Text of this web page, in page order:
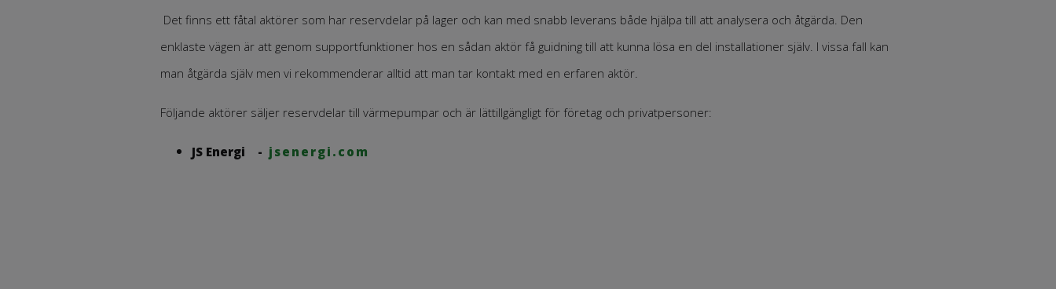
Det finns ett fåtal aktörer som har reservdelar på lager och kan med snabb leverans både hjälpa till att analysera och åtgärda. Den
enklaste vägen är att genom supportfunktioner hos en sådan aktör få guidning till att kunna lösa en del installationer själv. I vissa fall kan
man åtgärda själv men vi rekommenderar alltid att man tar kontakt med en erfaren aktör.
Följande aktörer säljer reservdelar till värmepumpar och är lättillgängligt för företag och privatpersoner:
JS Energi - jsenergi.com